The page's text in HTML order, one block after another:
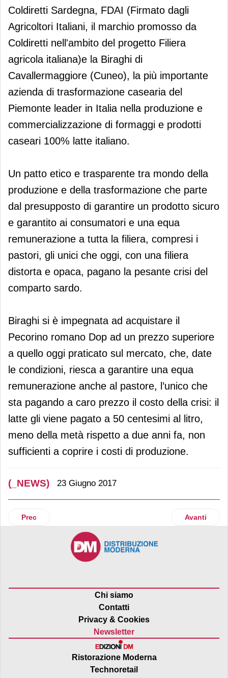
Coldiretti Sardegna, FDAI (Firmato dagli
Agricoltori Italiani, il marchio promosso da
Coldiretti nell'ambito del progetto Filiera
agricola italiana)e la Biraghi di
Cavallermaggiore (Cuneo), la più importante
azienda di trasformazione casearia del
Piemonte leader in Italia nella produzione e
commercializzazione di formaggi e prodotti
caseari 100% latte italiano.
Un patto etico e trasparente tra mondo della
produzione e della trasformazione che parte
dal presupposto di garantire un prodotto sicuro
e garantito ai consumatori e una equa
remunerazione a tutta la filiera, compresi i
pastori, gli unici che oggi, con una filiera
distorta e opaca, pagano la pesante crisi del
comparto sardo.
Biraghi si è impegnata ad acquistare il
Pecorino romano Dop ad un prezzo superiore
a quello oggi praticato sul mercato, che, date
le condizioni, riesca a garantire una equa
remunerazione anche al pastore, l’unico che
sta pagando a caro prezzo il costo della crisi: il
latte gli viene pagato a 50 centesimi al litro,
meno della metà rispetto a due anni fa, non
sufficienti a coprire i costi di produzione.
(_NEWS) 23 Giugno 2017
Articolo precedente: Grom, al via la campagna istituzionale
Prec Articolo
Avanti
Chi siamo
Contatti
Privacy & Cookies
Newsletter
Ristorazione Moderna
Technoretail